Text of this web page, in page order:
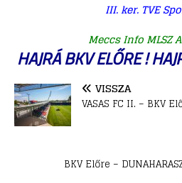
III. ker. TVE
Meccs Info MLSZ
HAJRÁ BKV ELŐRE !
VISSZA
VASAS FC II. – BKV
BKV Előre –